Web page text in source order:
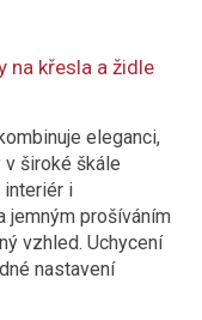
na křesla a židle
eleganci,
široké škále
interiér i
jemným prošíváním
vzhled. Uchycení
nastavení